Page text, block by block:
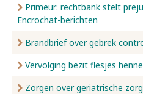
Primeur: rechtbank stelt
Encrochat-berichten
Brandbrief over gebrek
Vervolging bezit flesjes
Zorgen over geriatrische